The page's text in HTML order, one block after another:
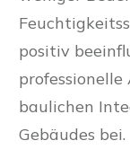
positiv
baulichen
Gebäudes bei.